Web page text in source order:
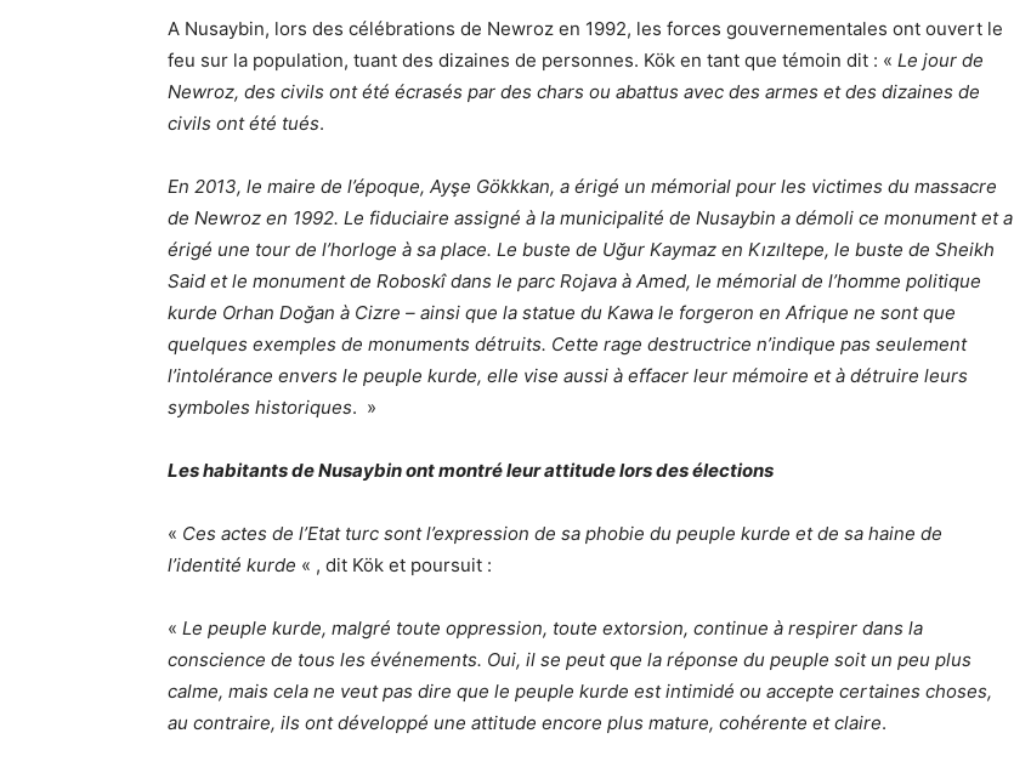
A Nusaybin, lors des célébrations de Newroz en 1992, les forces gouvernementales ont ouvert le
feu sur la population, tuant des dizaines de personnes. Kök en tant que témoin dit : « Le jour de
Newroz, des civils ont été écrasés par des chars ou abattus avec des armes et des dizaines de
civils ont été tués.
En 2013, le maire de l’époque, Ayşe Gökkkan, a érigé un mémorial pour les victimes du massacre
de Newroz en 1992. Le fiduciaire assigné à la municipalité de Nusaybin a démoli ce monument et a
érigé une tour de l’horloge à sa place. Le buste de Uğur Kaymaz en Kızıltepe, le buste de Sheikh
Said et le monument de Roboskî dans le parc Rojava à Amed, le mémorial de l’homme politique
kurde Orhan Doğan à Cizre – ainsi que la statue du Kawa le forgeron en Afrique ne sont que
quelques exemples de monuments détruits. Cette rage destructrice n’indique pas seulement
l’intolérance envers le peuple kurde, elle vise aussi à effacer leur mémoire et à détruire leurs
symboles historiques. »
Les habitants de Nusaybin ont montré leur attitude lors des élections
« Ces actes de l’Etat turc sont l’expression de sa phobie du peuple kurde et de sa haine de
l’identité kurde « , dit Kök et poursuit :
« Le peuple kurde, malgré toute oppression, toute extorsion, continue à respirer dans la
conscience de tous les événements. Oui, il se peut que la réponse du peuple soit un peu plus
calme, mais cela ne veut pas dire que le peuple kurde est intimidé ou accepte certaines choses,
au contraire, ils ont développé une attitude encore plus mature, cohérente et claire.